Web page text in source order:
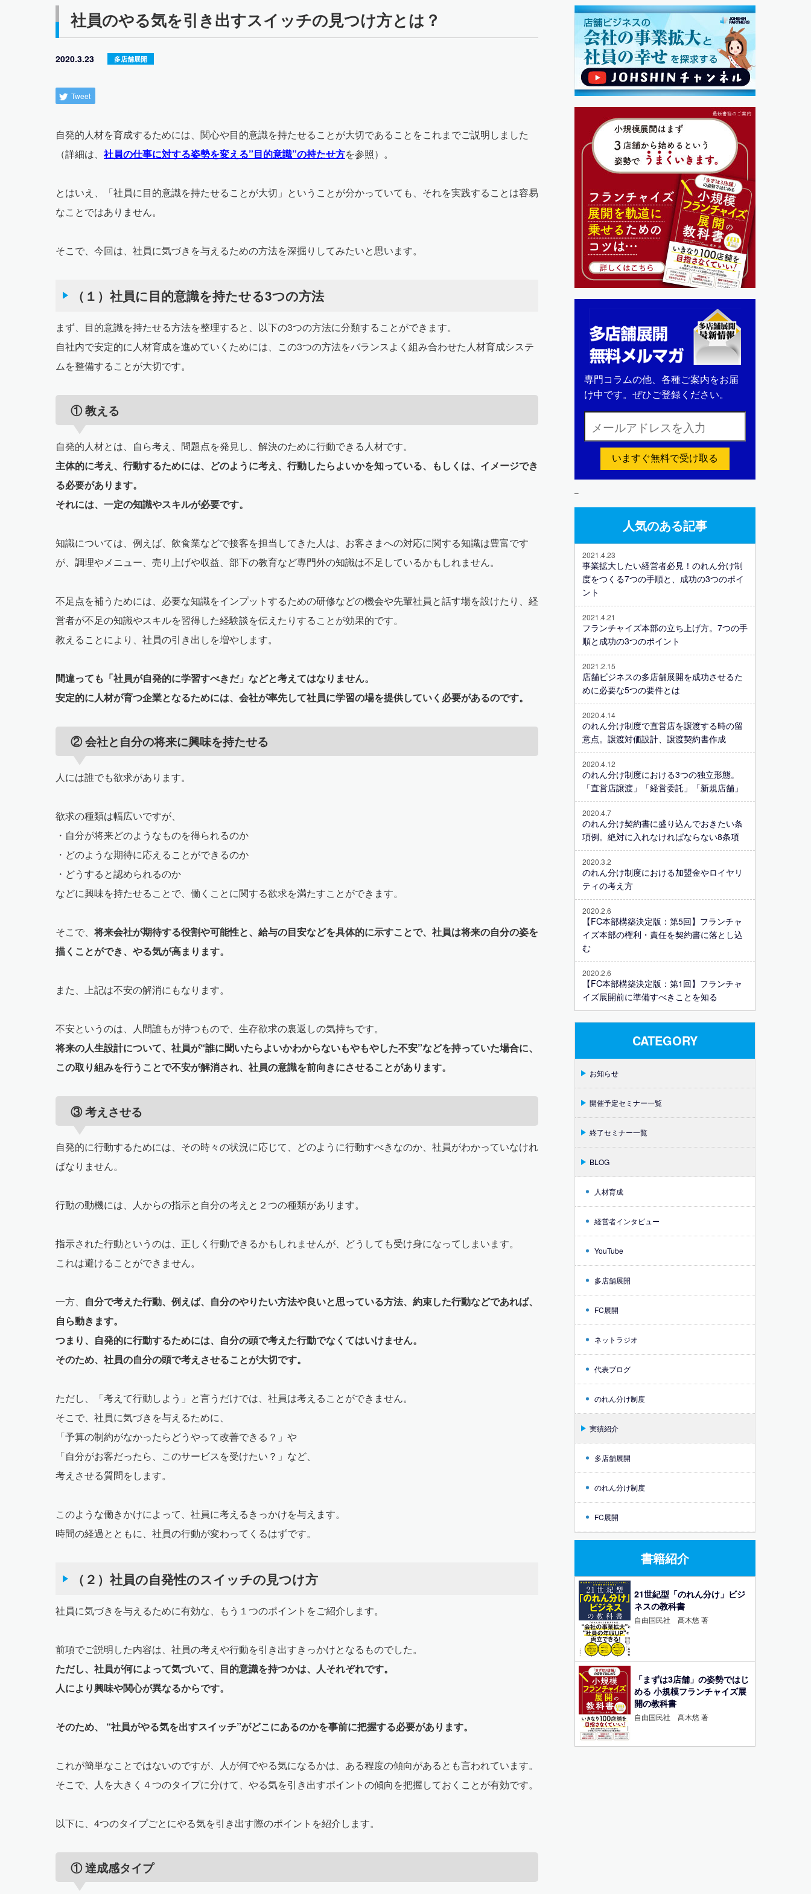
社員のやる気を引き出すスイッチの見つけ方とは？
2020.3.23 多店舗展開
Tweet
自発的人材を育成するためには、関心や目的意識を持たせることが大切であることをこれまでご説明しました
（詳細は、 社員の仕事に対する姿勢を変える”目的意識”の持たせ方を参照）。
とはいえ、「社員に目的意識を持たせることが大切」ということが分かっていても、それを実践することは容易
なことではありません。
そこで、今回は、社員に気づきを与えるための方法を深掘りしてみたいと思います。
（１）社員に目的意識を持たせる3つの方法
まず、目的意識を持たせる方法を整理すると、以下の3つの方法に分類することができます。
自社内で安定的に人材育成を進めていくためには、この3つの方法をバランスよく組み合わせた人材育成システ
ムを整備することが大切です。
① 教える
自発的人材とは、自ら考え、問題点を発見し、解決のために行動できる人材です。
主体的に考え、行動するためには、どのように考え、行動したらよいかを知っている、もしくは、イメージでき
る必要があります。
それには、一定の知識やスキルが必要です。
知識については、例えば、飲食業などで接客を担当してきた人は、お客さまへの対応に関する知識は豊富です
が、調理やメニュー、売り上げや収益、部下の教育など専門外の知識は不足しているかもしれません。
不足点を補うためには、必要な知識をインプットするための研修などの機会や先輩社員と話す場を設けたり、経
営者が不足の知識やスキルを習得した経験談を伝えたりすることが効果的です。
教えることにより、社員の引き出しを増やします。
間違っても「社員が自発的に学習すべきだ」などと考えてはなりません。
安定的に人材が育つ企業となるためには、会社が率先して社員に学習の場を提供していく必要があるのです。
② 会社と自分の将来に興味を持たせる
人には誰でも欲求があります。
欲求の種類は幅広いですが、
・自分が将来どのようなものを得られるのか
・どのような期待に応えることができるのか
・どうすると認められるのか
などに興味を持たせることで、働くことに関する欲求を満たすことができます。
そこで、将来会社が期待する役割や可能性と、給与の目安などを具体的に示すことで、社員は将来の自分の姿を
描くことができ、やる気が高まります。
また、上記は不安の解消にもなります。
不安というのは、人間誰もが持つもので、生存欲求の裏返しの気持ちです。
将来の人生設計について、社員が“誰に聞いたらよいかわからないもやもやした不安”などを持っていた場合に、
この取り組みを行うことで不安が解消され、社員の意識を前向きにさせることがあります。
③ 考えさせる
自発的に行動するためには、その時々の状況に応じて、どのように行動すべきなのか、社員がわかっていなけれ
ばなりません。
行動の動機には、人からの指示と自分の考えと２つの種類があります。
指示された行動というのは、正しく行動できるかもしれませんが、どうしても受け身になってしまいます。
これは避けることができません。
一方、 自分で考えた行動、例えば、自分のやりたい方法や良いと思っている方法、約束した行動などであれば、
自ら動きます。
つまり、自発的に行動するためには、自分の頭で考えた行動でなくてはいけません。
そのため、社員の自分の頭で考えさせることが大切です。
ただし、「考えて行動しよう」と言うだけでは、社員は考えることができません。
そこで、社員に気づきを与えるために、
「予算の制約がなかったらどうやって改善できる？」や
「自分がお客だったら、このサービスを受けたい？」など、
考えさせる質問をします。
このような働きかけによって、社員に考えるきっかけを与えます。
時間の経過とともに、社員の行動が変わってくるはずです。
（２）社員の自発性のスイッチの見つけ方
社員に気づきを与えるために有効な、もう１つのポイントをご紹介します。
前項でご説明した内容は、社員の考えや行動を引き出すきっかけとなるものでした。
ただし、社員が何によって気づいて、目的意識を持つかは、人それぞれです。
人により興味や関心が異なるからです。
そのため、 “社員がやる気を出すスイッチ”がどこにあるのかを事前に把握する必要があります。
これが簡単なことではないのですが、人が何でやる気になるかは、ある程度の傾向があるとも言われています。
そこで、人を大きく４つのタイプに分けて、やる気を引き出すポイントの傾向を把握しておくことが有効です。
以下に、4つのタイプごとにやる気を引き出す際のポイントを紹介します。
① 達成感タイプ
専門コラムの他、各種ご案内をお届
け中です。ぜひご登録ください。
いますぐ無料で受け取る
–
人気のある記事
2021.4.23
事業拡大したい経営者必見！のれん分け制
度をつくる7つの手順と、成功の3つのポイ
ント
2021.4.21
フランチャイズ本部の立ち上げ方。7つの手
順と成功の3つのポイント
2021.2.15
店舗ビジネスの多店舗展開を成功させるた
めに必要な5つの要件とは
2020.4.14
のれん分け制度で直営店を譲渡する時の留
意点。譲渡対価設計、譲渡契約書作成
2020.4.12
のれん分け制度における3つの独立形態。
「直営店譲渡」「経営委託」「新規店舗」
2020.4.7
のれん分け契約書に盛り込んでおきたい条
項例。絶対に入れなければならない8条項
2020.3.2
のれん分け制度における加盟金やロイヤリ
ティの考え方
2020.2.6
【FC本部構築決定版：第5回】フランチャ
イズ本部の権利・責任を契約書に落とし込
む
2020.2.6
【FC本部構築決定版：第1回】フランチャ
イズ展開前に準備すべきことを知る
CATEGORY
お知らせ
開催予定セミナー一覧
終了セミナー一覧
BLOG
人材育成
経営者インタビュー
YouTube
多店舗展開
FC展開
ネットラジオ
代表ブログ
のれん分け制度
実績紹介
多店舗展開
のれん分け制度
FC展開
書籍紹介
21世紀型「のれん分け」ビジ
ネスの教科書
自由国民社 髙木悠 著
「まずは3店舗」の姿勢ではじ
める 小規模フランチャイズ展
開の教科書
自由国民社 髙木悠 著